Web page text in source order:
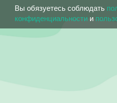
Вы обязуетесь соблюдать
конфиденциальности и